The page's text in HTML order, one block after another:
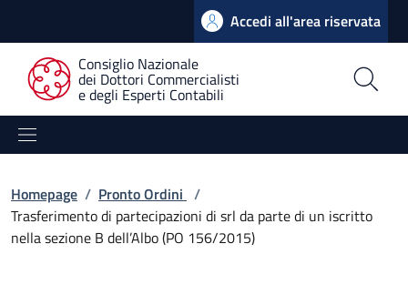
Accedi all'area riservata
Consiglio Nazionale
dei Dottori Commercialisti
e degli Esperti Contabili
Homepage / Pronto Ordini /
Trasferimento di partecipazioni di srl da parte di un iscritto
nella sezione B dell’Albo (PO 156/2015)